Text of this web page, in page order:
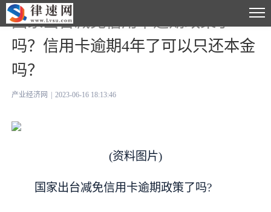
国家出台减免信用卡逾期政策了
吗？信用卡逾期4年了可以只还本金
吗？
产业经济网 2023-06-16 18:13:46
(资料图片)
国家出台减免信用卡逾期政策了吗?